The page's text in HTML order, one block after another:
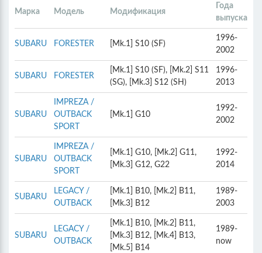
Марка Модель Модификация
Года
выпуска
SUBARU FORESTER [Mk.1] S10 (SF)
1996-
2002
SUBARU FORESTER
[Mk.1] S10 (SF), [Mk.2] S11
(SG), [Mk.3] S12 (SH)
1996-
2013
SUBARU
IMPREZA /
OUTBACK
SPORT
[Mk.1] G10
1992-
2002
SUBARU
IMPREZA /
OUTBACK
SPORT
[Mk.1] G10, [Mk.2] G11,
[Mk.3] G12, G22
1992-
2014
SUBARU
LEGACY /
OUTBACK
[Mk.1] B10, [Mk.2] B11,
[Mk.3] B12
1989-
2003
SUBARU
LEGACY /
OUTBACK
[Mk.1] B10, [Mk.2] B11,
[Mk.3] B12, [Mk.4] B13,
[Mk.5] B14
1989-
now